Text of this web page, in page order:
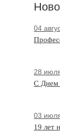
04
28
С Днем
03
19 лет